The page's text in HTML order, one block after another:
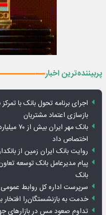
پربیننده‌ترین اخبار
اجرای برنامه تحول بانک با
بازسازی اعتماد مشتریان
بانک
اختصاص داد
روایت بانک ایران زمین از
بانک
سرپرست اداره کل روابط
خدمت به بازنشستگان‌را افتخار